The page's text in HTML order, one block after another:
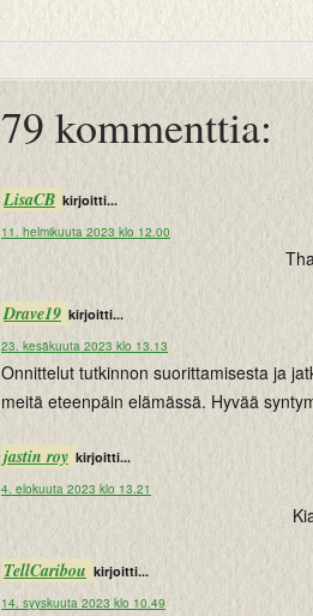
79 kommenttia:
LisaCB kirjoitti...
11. helmikuuta 2023 klo 12.00
Drave19 kirjoitti...
23. kesäkuuta 2023 klo 13.13
Onnittelut tutkinnon suorittamisesta ja
meitä eteenpäin elämässä. Hyvää
jastin roy kirjoitti...
4. elokuuta 2023 klo 13.21
TellCaribou kirjoitti...
14. syyskuuta 2023 klo 10.49